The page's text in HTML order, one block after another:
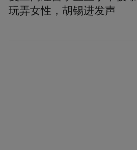
玩弄女性，胡锡进发声